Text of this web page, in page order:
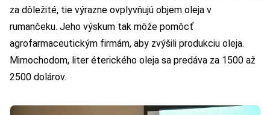
za dôležité, tie výrazne ovplyvňujú objem oleja v
rumančeku. Jeho výskum tak môže pomôcť
agrofarmaceutickým firmám, aby zvýšili produkciu oleja.
Mimochodom, liter éterického oleja sa predáva za 1500 až
2500 dolárov.